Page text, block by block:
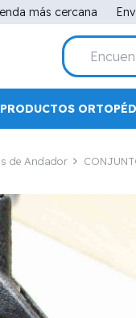
más cercana
de Andador